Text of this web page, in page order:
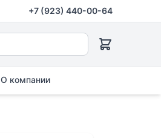
+7 (923) 440-00-64
О компании